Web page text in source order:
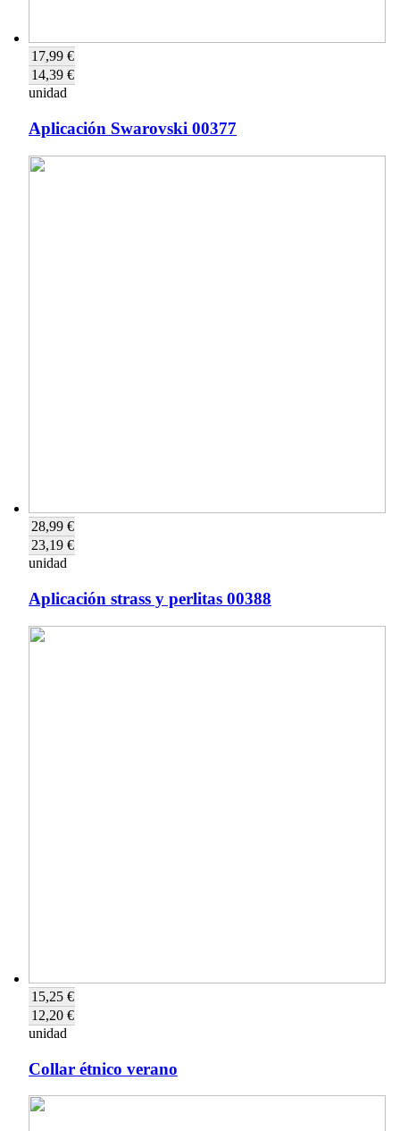
17,99 €
14,39 €
unidad
Aplicación Swarovski 00377
28,99 €
23,19 €
unidad
Aplicación strass y perlitas 00388
15,25 €
12,20 €
unidad
Collar étnico verano